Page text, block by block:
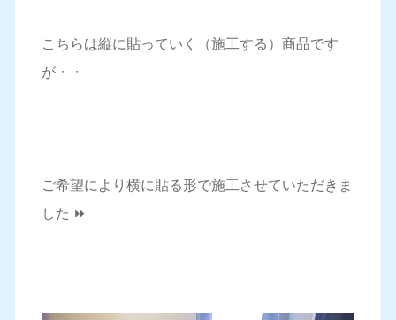
こちらは縦に貼っていく（施工する）商品です
が・・
ご希望により横に貼る形で施工させていただきま
した ⏩️